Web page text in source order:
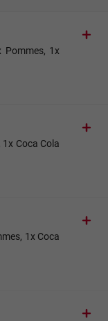
Pommes, 1x
Coca Cola
1x Coca